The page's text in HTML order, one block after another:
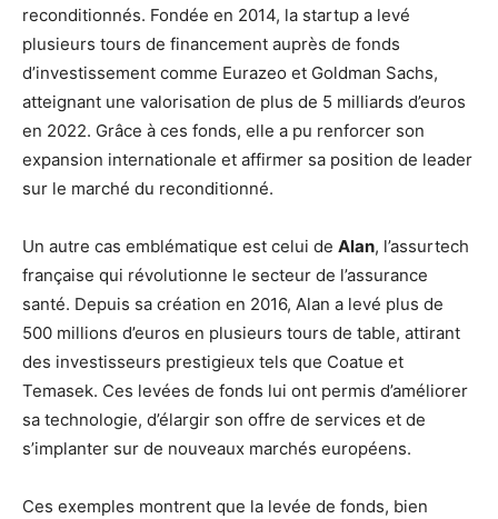
reconditionnés. Fondée en 2014, la startup a levé
plusieurs tours de financement auprès de fonds
d’investissement comme Eurazeo et Goldman Sachs,
atteignant une valorisation de plus de 5 milliards d’euros
en 2022. Grâce à ces fonds, elle a pu renforcer son
expansion internationale et affirmer sa position de leader
sur le marché du reconditionné.
Un autre cas emblématique est celui de Alan, l’assurtech
française qui révolutionne le secteur de l’assurance
santé. Depuis sa création en 2016, Alan a levé plus de
500 millions d’euros en plusieurs tours de table, attirant
des investisseurs prestigieux tels que Coatue et
Temasek. Ces levées de fonds lui ont permis d’améliorer
sa technologie, d’élargir son offre de services et de
s’implanter sur de nouveaux marchés européens.
Ces exemples montrent que la levée de fonds, bien